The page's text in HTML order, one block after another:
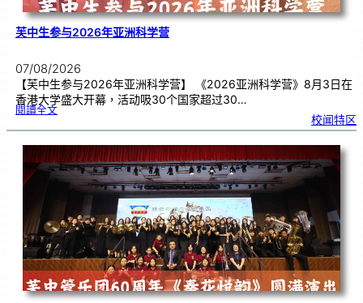
芙中生参与2026年亚洲科学营
07/08/2026
【芙中生参与2026年亚洲科学营】 《2026亚洲科学营》8月3日在
香港大学盛大开幕，活动吸30个国家超过30…
閱讀全文:芙
参
2
0
2
6
年
亚
洲科
校闻特区